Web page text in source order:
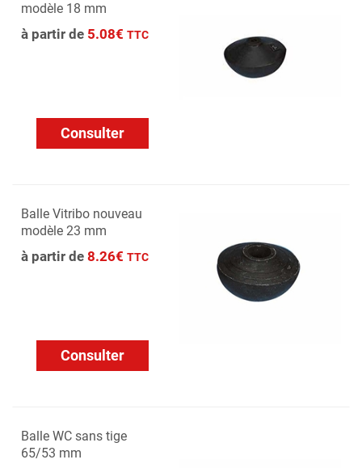
modèle 18 mm
à partir de 5.08€ TTC
Consulter
Balle Vitribo nouveau
modèle 23 mm
à partir de 8.26€ TTC
Consulter
Balle WC sans tige
65/53 mm